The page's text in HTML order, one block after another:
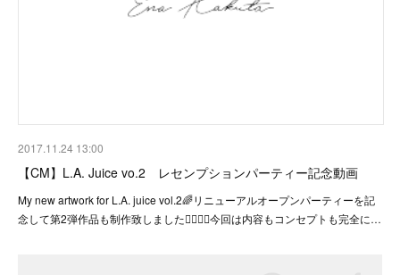
2017.11.24 13:00
【CM】L.A. Juice vo.2 レセンプションパーティー記念動画
My new artwork for L.A. juice vol.2🌈リニューアルオープンパーティーを記
念して第2弾作品も制作致しました✍🏻🍹🌴今回は内容もコンセプトも完全に…